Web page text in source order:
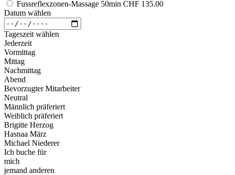
Fussreflexzonen-Massage 50min CHF 135.00
Datum wählen
Tageszeit wählen
Jederzeit
Vormittag
Mittag
Nachmittag
Abend
Bevorzugter Mitarbeiter
Neutral
Männlich präferiert
Weiblich präferiert
Brigitte Herzog
Hasnaa März
Michael Niederer
Ich buche für
mich
jemand anderen